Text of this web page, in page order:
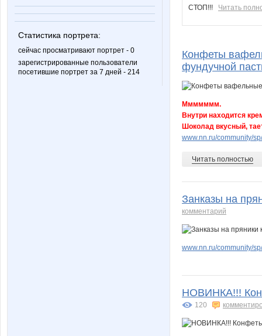
Статистика портрета:
сейчас просматривают портрет - 0
зарегистрированные пользователи
посетившие портрет за 7 дней - 214
СТОП!!! Читать
Конфеты
фундучной
Ммммммм.
Внутри находится
Шоколад вкусный,
www.nn.ru/community/
Читать полностью
Занказы на
комментарий
www.nn.ru/community/
НОВИНКА!!!
120